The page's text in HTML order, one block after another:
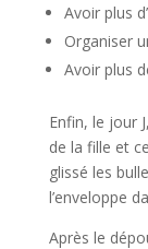
Avoir plus
Organiser
Avoir plus
Enfin, le jour
de la fille et
glissé les
l’enveloppe
Après le